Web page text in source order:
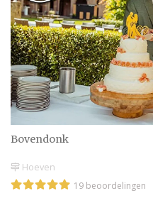
Bovendonk
Hoeven
19 beoordelingen